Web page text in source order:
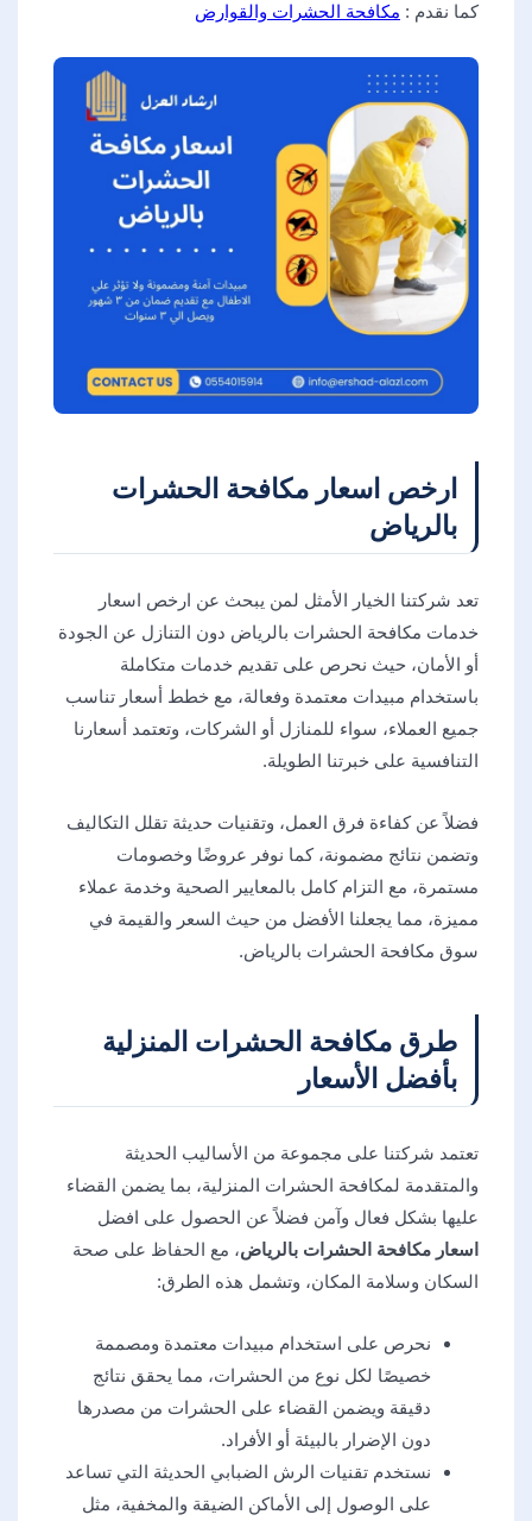
كما نقدم : مكافحة الحشرات والقوارض
ارخص اسعار مكافحة الحشرات
بالرياض
تعد شركتنا الخيار الأمثل لمن يبحث عن ارخص اسعار
خدمات مكافحة الحشرات بالرياض دون التنازل عن الجودة
أو الأمان، حيث نحرص على تقديم خدمات متكاملة
باستخدام مبيدات معتمدة وفعالة، مع خطط أسعار تناسب
جميع العملاء، سواء للمنازل أو الشركات، وتعتمد أسعارنا
التنافسية على خبرتنا الطويلة.
فضلاً عن كفاءة فرق العمل، وتقنيات حديثة تقلل التكاليف
وتضمن نتائج مضمونة، كما نوفر عروضًا وخصومات
مستمرة، مع التزام كامل بالمعايير الصحية وخدمة عملاء
مميزة، مما يجعلنا الأفضل من حيث السعر والقيمة في
سوق مكافحة الحشرات بالرياض.
طرق مكافحة الحشرات المنزلية
بأفضل الأسعار
تعتمد شركتنا على مجموعة من الأساليب الحديثة
والمتقدمة لمكافحة الحشرات المنزلية، بما يضمن القضاء
عليها بشكل فعال وآمن فضلاً عن الحصول على افضل
اسعار مكافحة الحشرات بالرياض، مع الحفاظ على صحة
السكان وسلامة المكان، وتشمل هذه الطرق:
نحرص على استخدام مبيدات معتمدة ومصممة
خصيصًا لكل نوع من الحشرات، مما يحقق نتائج
دقيقة ويضمن القضاء على الحشرات من مصدرها
دون الإضرار بالبيئة أو الأفراد.
نستخدم تقنيات الرش الضبابي الحديثة التي تساعد
على الوصول إلى الأماكن الضيقة والمخفية، مثل